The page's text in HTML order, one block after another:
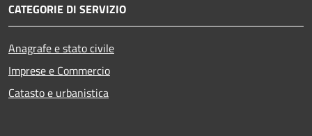
CATEGORIE DI SERVIZIO
Anagrafe e stato civile
Imprese e Commercio
Catasto e urbanistica